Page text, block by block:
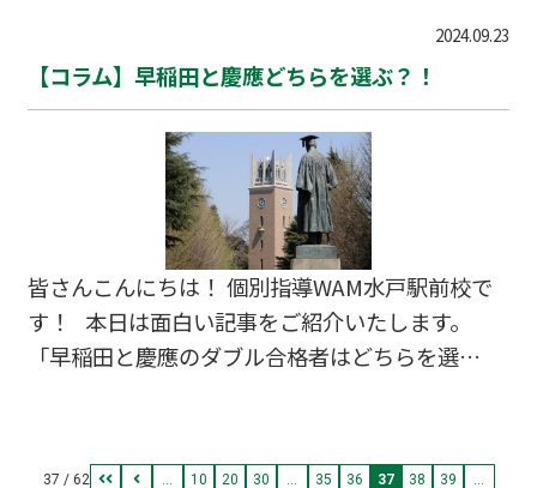
になってしまっている可能性があります。 定期テ
ストで結果を出して成績を伸ばすには、学校で習
った内容をきちんと理解することが大事です。
「一瞬の記憶」としてではなく、「受験で使える
知識」として定着させるためには、「反復学習」
は欠かせません！！今日は「反復学習」について
お話しますね(^^♪ Ｑ：反復学習って？？ Ａ：
反復学習とは、同じ内容を繰り返し学習すること
です。…
2024.09.23
【コラム】早稲田と慶應どちらを選ぶ？！
皆さんこんにちは！ 個別指導WAM水戸駅前校で
す！ 本日は面白い記事をご紹介いたします。
「早稲田と慶應のダブル合格者はどちらを選
最後にはリンクも貼り付けておくので、 ご興味が
37 / 62 10 20 30 35 36 37 38 39